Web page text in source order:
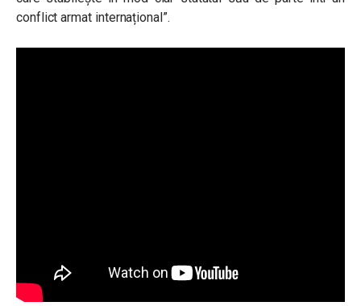
conflict armat internațional”.